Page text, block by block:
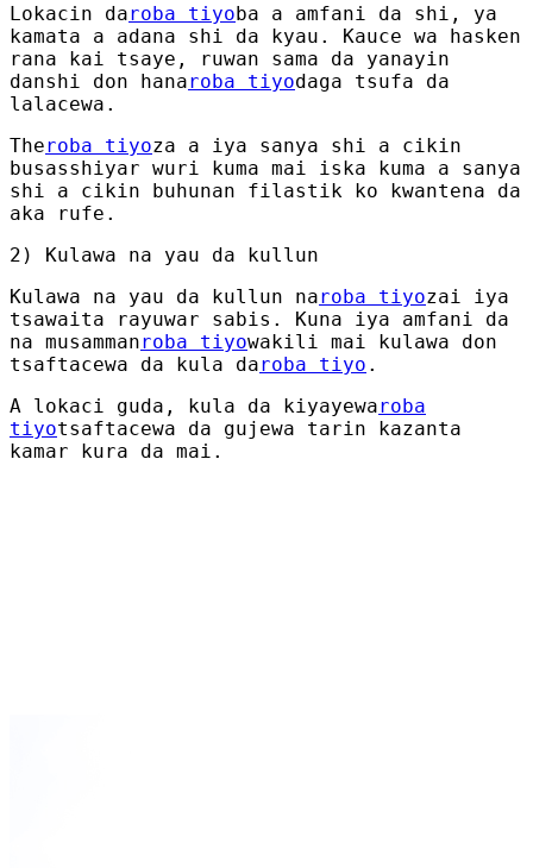
Lokacin daroba tiyoba a amfani da shi, ya
kamata a adana shi da kyau. Kauce wa hasken
rana kai tsaye, ruwan sama da yanayin
danshi don hanaroba tiyodaga tsufa da
lalacewa.
Theroba tiyoza a iya sanya shi a cikin
busasshiyar wuri kuma mai iska kuma a sanya
shi a cikin buhunan filastik ko kwantena da
aka rufe.
2) Kulawa na yau da kullun
Kulawa na yau da kullun naroba tiyozai iya
tsawaita rayuwar sabis. Kuna iya amfani da
na musammanroba tiyowakili mai kulawa don
tsaftacewa da kula daroba tiyo .
A lokaci guda, kula da kiyayewaroba
tiyotsaftacewa da gujewa tarin kazanta
kamar kura da mai.